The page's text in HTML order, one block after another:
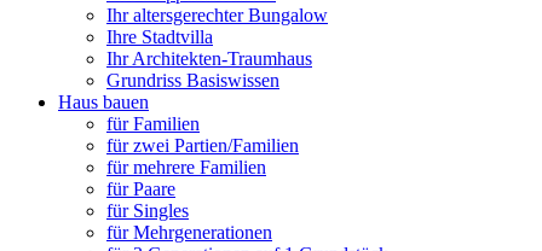
Ihr altersgerechter Bungalow
Ihre Stadtvilla
Ihr Architekten-Traumhaus
Grundriss Basiswissen
Haus bauen
für Familien
für zwei Partien/Familien
für mehrere Familien
für Paare
für Singles
für Mehrgenerationen